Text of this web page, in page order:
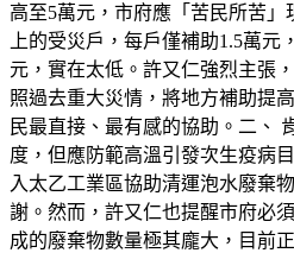
高至5萬元，市府應「苦民所苦」
上的受災戶，每戶僅補助1.5萬元
元，實在太低。許又仁強烈主張
照過去重大災情，將地方補助提
民最直接、最有感的協助。二、
度，但應防範高溫引發次生疫病
入太乙工業區協助清運泡水廢棄
謝。然而，許又仁也提醒市府必
成的廢棄物數量極其龐大，目前